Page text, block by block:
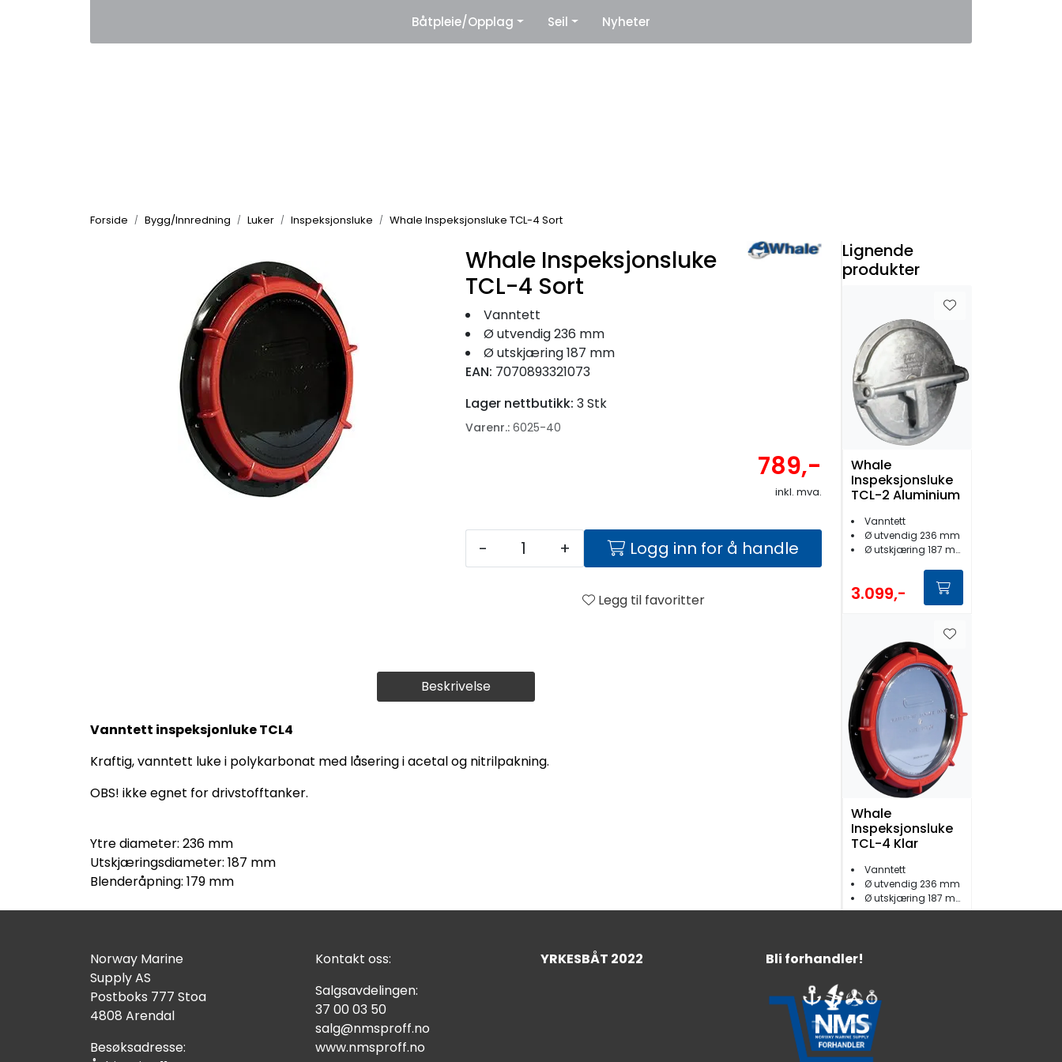
Leverandører
Båtpleie/Opplag Seil Nyheter
Forside Bygg/Innredning Luker Inspeksjonsluke Whale Inspeksjonsluke TCL-4 Sort
Beskrivelse
Vanntett inspeksjonluke TCL4
Kraftig, vanntett luke i polykarbonat med låsering i acetal og nitrilpakning.
OBS! ikke egnet for drivstofftanker.
Ytre diameter: 236 mm
Utskjæringsdiameter: 187 mm
Blenderåpning: 179 mm
Whale Inspeksjonsluke
TCL-4 Sort
Vanntett
Ø utvendig 236 mm
Ø utskjæring 187 mm
EAN: 7070893321073
Lager nettbutikk: 3 Stk
Varenr.: 6025-40
789,-
inkl. mva.
- + Logg inn for å handle
Legg til favoritter
Lignende
produkter
Whale
Inspeksjonsluke
TCL-2 Aluminium
Vanntett
Ø utvendig 236 mm
Ø utskjæring 187 mm
3.099,-
Whale
Inspeksjonsluke
TCL-4 Klar
Vanntett
Ø utvendig 236 mm
Ø utskjæring 187 mm
Norway Marine
Supply AS
Postboks 777 Stoa
4808 Arendal
Besøksadresse:
Kontakt oss:
Salgsavdelingen:
37 00 03 50
salg@nmsproff.no
www.nmsproff.no
YRKESBÅT 2022 Bli forhandler!